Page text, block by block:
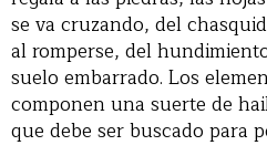
se va cruzando, del
al romperse, del
suelo embarrado. Los
componen una suerte de
que debe ser buscado para